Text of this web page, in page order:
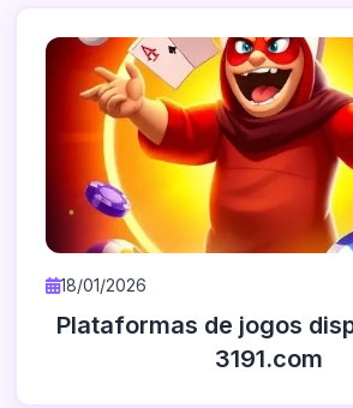
18/01/2026
Plataformas de jogos
3191.com